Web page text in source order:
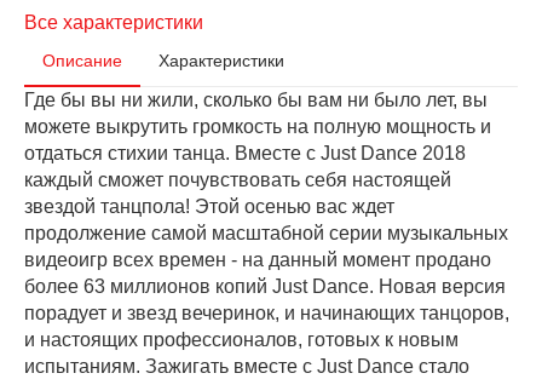
Все характеристики
Описание Характеристики
Где бы вы ни жили, сколько бы вам ни было лет, вы
можете выкрутить громкость на полную мощность и
отдаться стихии танца. Вместе с Just Dance 2018
каждый сможет почувствовать себя настоящей
звездой танцпола! Этой осенью вас ждет
продолжение самой масштабной серии музыкальных
видеоигр всех времен - на данный момент продано
более 63 миллионов копий Just Dance. Новая версия
порадует и звезд вечеринок, и начинающих танцоров,
и настоящих профессионалов, готовых к новым
испытаниям. Зажигать вместе с Just Dance стало